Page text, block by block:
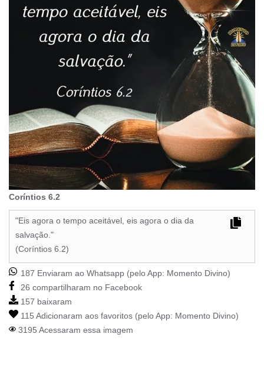
Coríntios 6.2
"Eis agora o tempo aceitável, eis agora o dia da
salvação."
(Coríntios 6.2)
187 Enviaram ao Whatsapp (pelo App: Momento Divino)
26 compartilharam no Facebook
157 baixaram
115 Adicionaram aos favoritos (pelo App: Momento Divino)
3195 Acessaram essa imagem